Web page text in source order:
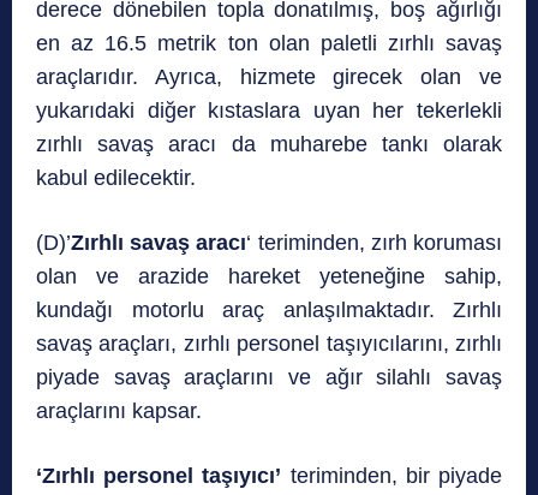
derece dönebilen topla donatılmış, boş ağırlığı
en az 16.5 metrik ton olan paletli zırhlı savaş
araçlarıdır. Ayrıca, hizmete girecek olan ve
yukarıdaki diğer kıstaslara uyan her tekerlekli
zırhlı savaş aracı da muharebe tankı olarak
kabul edilecektir.
(D)’Zırhlı savaş aracı‘ teriminden, zırh koruması
olan ve arazide hareket yeteneğine sahip,
kundağı motorlu araç anlaşılmaktadır. Zırhlı
savaş araçları, zırhlı personel taşıyıcılarını, zırhlı
piyade savaş araçlarını ve ağır silahlı savaş
araçlarını kapsar.
‘Zırhlı personel taşıyıcı’ teriminden, bir piyade